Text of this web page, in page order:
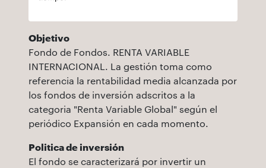
Objetivo
Fondo de Fondos. RENTA VARIABLE
INTERNACIONAL. La gestión toma como
referencia la rentabilidad media alcanzada por
los fondos de inversión adscritos a la
categoria "Renta Variable Global" según el
periódico Expansión en cada momento.
Politica de inversión
El fondo se caracterizará por invertir un